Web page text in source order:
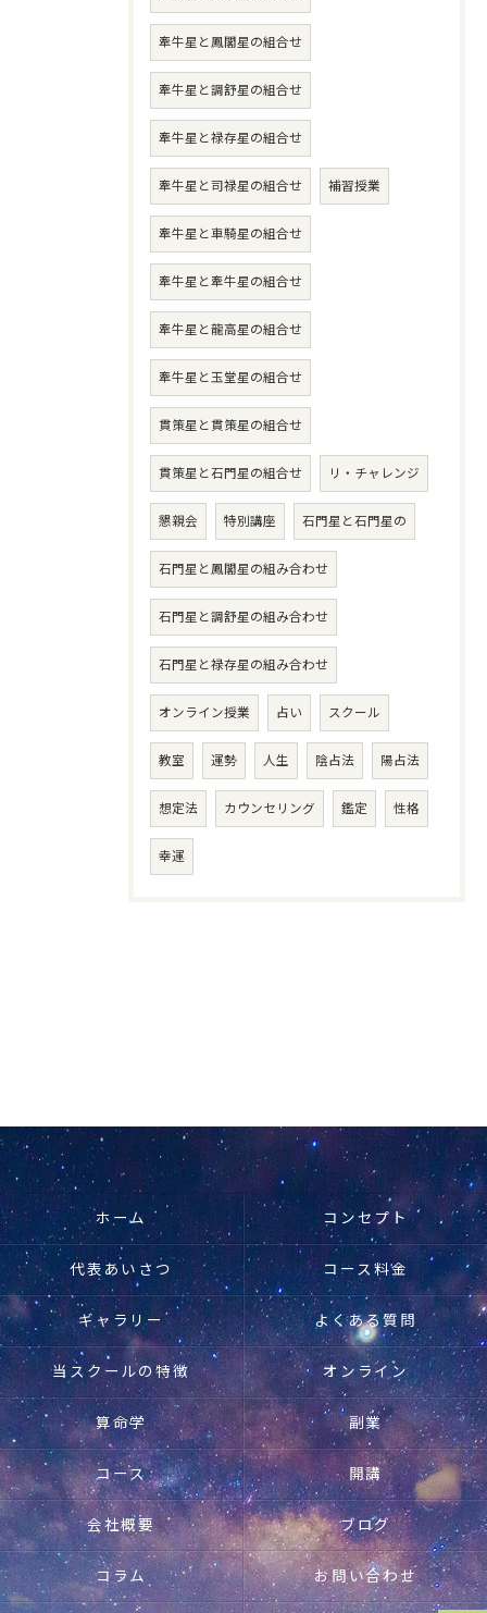
牽牛星と鳳閣星の組合せ
牽牛星と調舒星の組合せ
牽牛星と禄存星の組合せ
牽牛星と司禄星の組合せ 補習授業
牽牛星と車騎星の組合せ
牽牛星と牽牛星の組合せ
牽牛星と龍高星の組合せ
牽牛星と玉堂星の組合せ
貫策星と貫策星の組合せ
貫策星と石門星の組合せ リ・チャレンジ
懇親会 特別講座 石門星と石門星の
石門星と鳳閣星の組み合わせ
石門星と調舒星の組み合わせ
石門星と禄存星の組み合わせ
オンライン授業 占い スクール
教室 運勢 人生 陰占法 陽占法
想定法 カウンセリング 鑑定 性格
幸運
ホーム コンセプト
代表あいさつ コース料金
ギャラリー よくある質問
当スクールの特徴 オンライン
算命学 副業
コース 開講
会社概要 ブログ
コラム お問い合わせ